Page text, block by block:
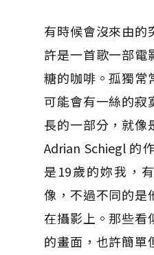
有時候會沒來由的
許是一首歌一部電
糖的咖啡。孤獨常
可能會有一絲的寂
長的一部分，就像
Adrian Schiegl 的
是19歲的妳我，
像，不過不同的是
在攝影上。那些看
的畫面，也許簡單